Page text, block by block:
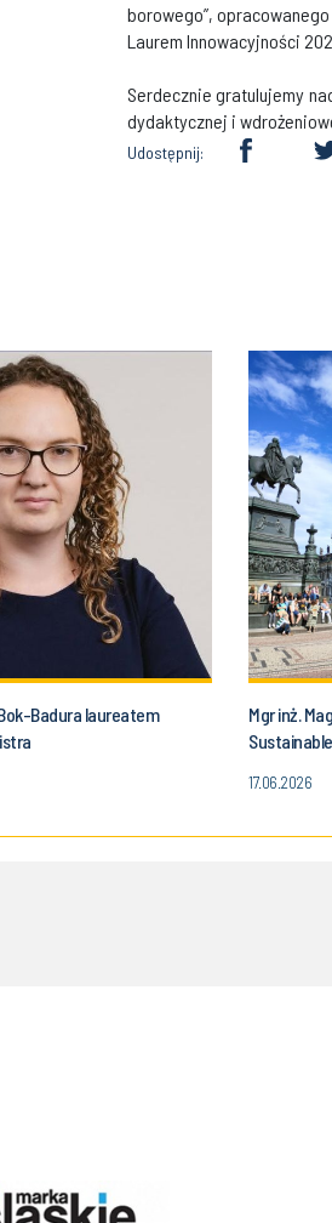
borowego”,
Laurem Innowacyjności
Serdecznie gratulujemy
dydaktycznej i
Udostępnij:
Badura laureatem
Mgr inż.
17.06.2026